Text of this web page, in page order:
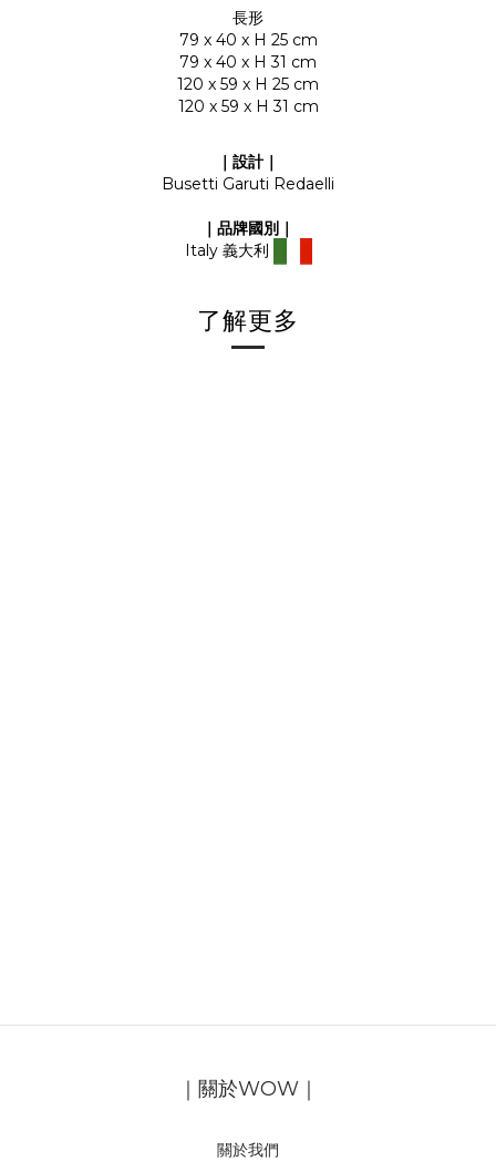
長形
79 x 40 x H 25 cm
79 x 40 x H 31 cm
120 x 59 x H 25 cm
120 x 59 x H 31 cm
｜設計｜
Busetti Garuti Redaelli
｜品牌國別 ｜
Italy義大利
了解更多
｜關於WOW｜
關於我們